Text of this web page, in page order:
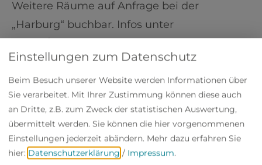
Weitere Räume auf Anfrage bei der
„Harburg“ buchbar. Infos unter
bietet die Stadt auch Termine zusätzlich am
zweiten Samstagim Monat an.
Zusätzlich ist es in denMonaten Mai bis
Septembermöglich, an jedem
Einstellungen zum Datenschutz
Beim Besuch unserer Website werden Informationen über
Sie verarbeitet. Mit Ihrer Zustimmung können diese auch
an Dritte, z.B. zum Zweck der statistischen Auswertung,
übermittelt werden. Sie können die hier vorgenommenen
Einstellungen jederzeit abändern. Mehr dazu erfahren Sie
hier: Datenschutzerklärung / Impressum.